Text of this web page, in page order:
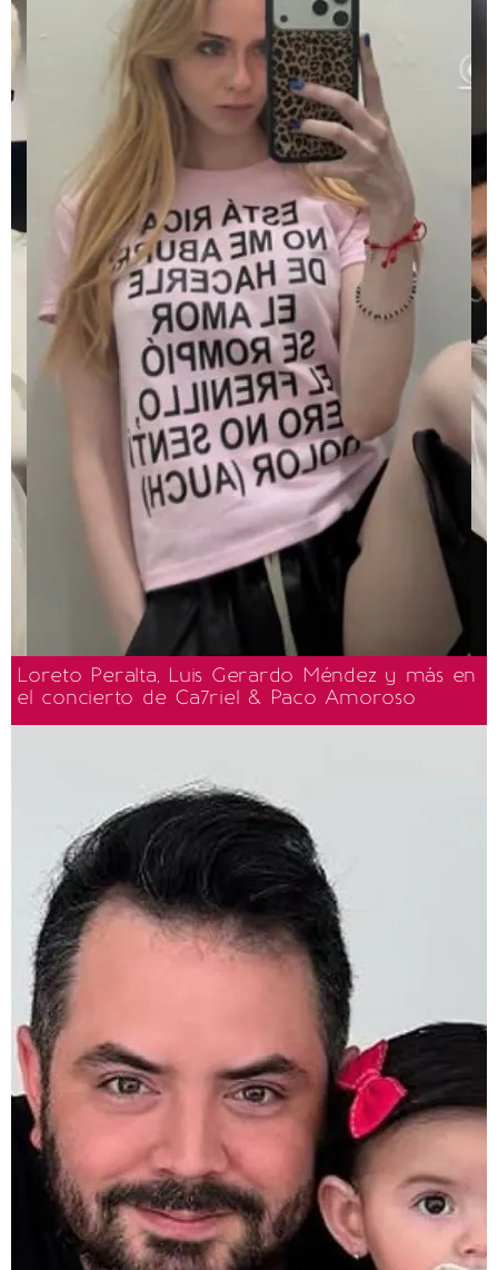
Loreto Peralta, Luis Gerardo Méndez y más en
el concierto de Ca7riel & Paco Amoroso